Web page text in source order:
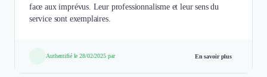
face aux imprévus. Leur professionnalisme et leur sens du
service sont exemplaires.
Authentifié le 28/02/2025 par En savoir plus